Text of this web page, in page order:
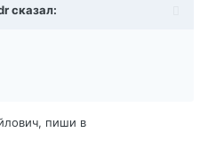
сказал:
пиши в